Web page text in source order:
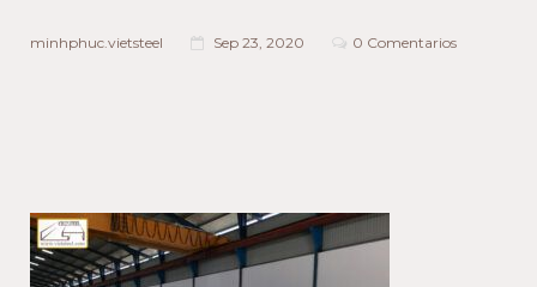
minhphuc.vietsteel Sep 23, 2020 0 Comentarios